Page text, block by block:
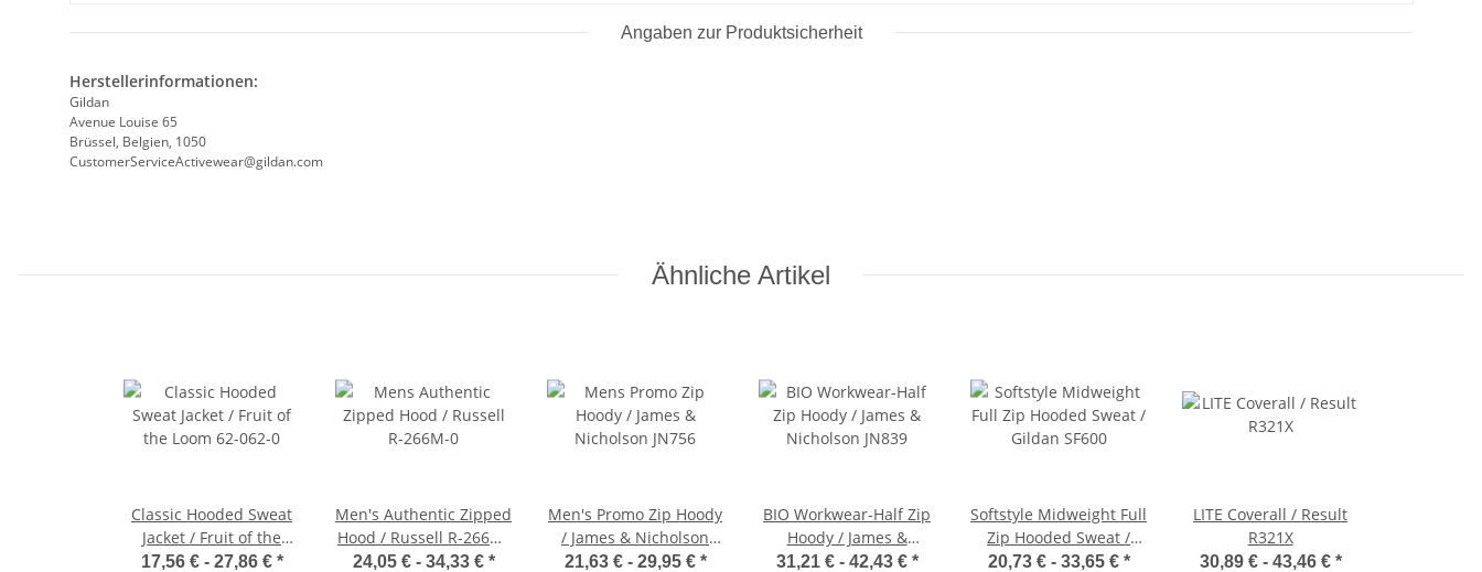
Angaben zur Produktsicherheit
Herstellerinformationen:
Gildan
Avenue Louise 65
Brüssel, Belgien, 1050
CustomerServiceActivewear@gildan.com
Ähnliche Artikel
Classic Hooded Sweat
Jacket / Fruit of the
Loom 62-062-0
17,56 € - 27,86 € *
Men's Authentic Zipped
Hood / Russell R-266M-
0
24,05 € - 34,33 € *
Men's Promo Zip Hoody
/ James & Nicholson
JN756
21,63 € - 29,95 € *
BIO Workwear-Half Zip
Hoody / James &
Nicholson JN839
31,21 € - 42,43 € *
Softstyle Midweight Full
Zip Hooded Sweat /
Gildan SF600
20,73 € - 33,65 € *
LITE Coverall / Result
R321X
30,89 € - 43,46 € *